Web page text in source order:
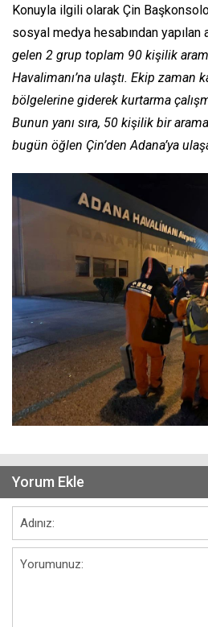
Konuyla ilgili olarak Çin
sosyal medya hesabından yapılan
gelen 2 grup toplam 90 kişilik
Havalimanı’na ulaştı. Ekip zaman
bölgelerine giderek kurtarma
Bunun yanı sıra, 50 kişilik bir
bugün öğlen Çin’den Adana’ya
Yorum Ekle